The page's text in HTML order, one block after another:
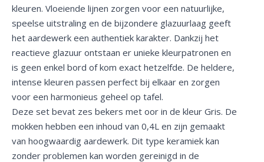
kleuren. Vloeiende lijnen zorgen voor een natuurlijke,
speelse uitstraling en de bijzondere glazuurlaag geeft
het aardewerk een authentiek karakter. Dankzij het
reactieve glazuur ontstaan er unieke kleurpatronen en
is geen enkel bord of kom exact hetzelfde. De heldere,
intense kleuren passen perfect bij elkaar en zorgen
voor een harmonieus geheel op tafel.
Deze set bevat zes bekers met oor in de kleur Gris. De
mokken hebben een inhoud van 0,4L en zijn gemaakt
van hoogwaardig aardewerk. Dit type keramiek kan
zonder problemen kan worden gereinigd in de